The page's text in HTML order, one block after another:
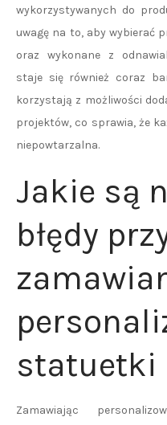
wykorzystywanych do
uwagę na to, aby wybierać
oraz wykonane z
staje się również coraz
korzystają z możliwości
projektów, co sprawia, że
niepowtarzalna.
Jakie są
błędy
statuetki
Zamawiając